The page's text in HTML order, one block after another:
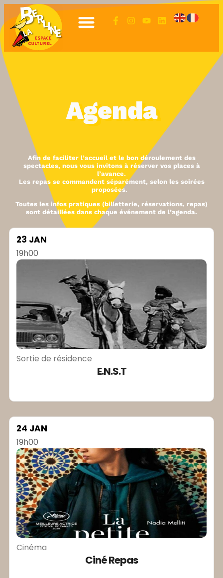
Agenda
Afin de faciliter l’accueil et le bon déroulement des
spectacles, nous vous invitons à réserver vos places à
l’avance.
Les repas se commandent séparément, selon les soirées
proposées.
Toutes les infos pratiques (billetterie, réservations, repas)
sont détaillées dans chaque événement de l’agenda.
23 JAN
19h00
Sortie de résidence
E.N.S.T
24 JAN
19h00
Cinéma
Ciné Repas